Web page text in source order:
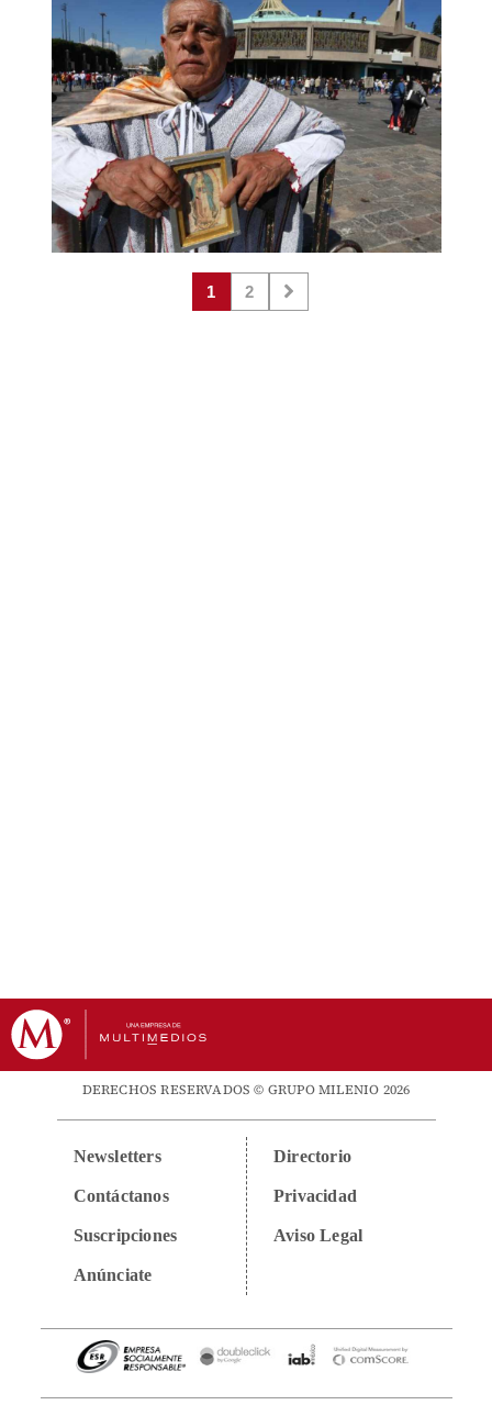
1 2
DERECHOS RESERVADOS © GRUPO MILENIO 2026
Newsletters
Contáctanos
Suscripciones
Anúnciate
Directorio
Privacidad
Aviso Legal